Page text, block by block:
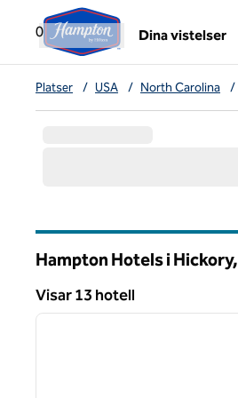
Gå vidare till innehållet
0
Dina vistelser
Platser / USA / North Carolina /
Hampton Hotels i Hickory,
Visar 13 hotell
Visar 13 hotell
1 av 12